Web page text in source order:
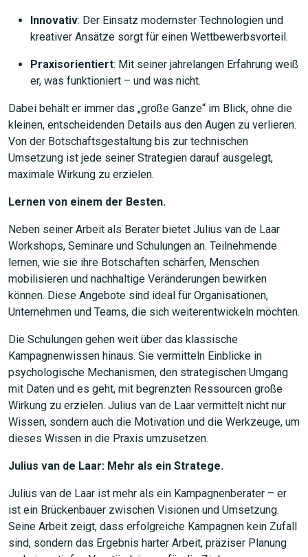
Innovativ: Der Einsatz modernster Technologien und
kreativer Ansätze sorgt für einen Wettbewerbsvorteil.
Praxisorientiert: Mit seiner jahrelangen Erfahrung weiß
er, was funktioniert – und was nicht.
Dabei behält er immer das „große Ganze“ im Blick, ohne die
kleinen, entscheidenden Details aus den Augen zu verlieren.
Von der Botschaftsgestaltung bis zur technischen
Umsetzung ist jede seiner Strategien darauf ausgelegt,
maximale Wirkung zu erzielen.
Lernen von einem der Besten.
Neben seiner Arbeit als Berater bietet Julius van de Laar
Workshops, Seminare und Schulungen an. Teilnehmende
lernen, wie sie ihre Botschaften schärfen, Menschen
mobilisieren und nachhaltige Veränderungen bewirken
können. Diese Angebote sind ideal für Organisationen,
Unternehmen und Teams, die sich weiterentwickeln möchten.
Die Schulungen gehen weit über das klassische
Kampagnenwissen hinaus. Sie vermitteln Einblicke in
psychologische Mechanismen, den strategischen Umgang
mit Daten und es geht, mit begrenzten Ressourcen große
Wirkung zu erzielen. Julius van de Laar vermittelt nicht nur
Wissen, sondern auch die Motivation und die Werkzeuge, um
dieses Wissen in die Praxis umzusetzen.
Julius van de Laar: Mehr als ein Stratege.
Julius van de Laar ist mehr als ein Kampagnenberater – er
ist ein Brückenbauer zwischen Visionen und Umsetzung.
Seine Arbeit zeigt, dass erfolgreiche Kampagnen kein Zufall
sind, sondern das Ergebnis harter Arbeit, präziser Planung